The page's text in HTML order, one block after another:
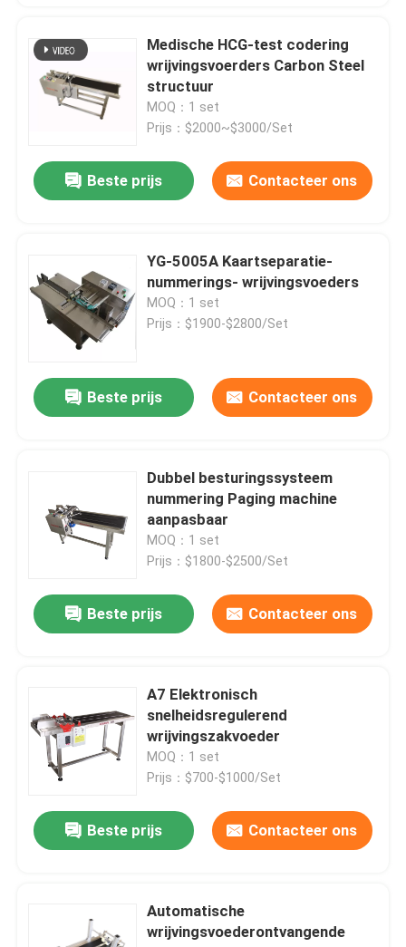
Producten
Over ons
Kwaliteitscontrole
Nieuws
Vraag een offerte
Frictiepapiervoeder
Paging machine
Vervoermachine voor inkjetprinter
Bottom Coding Conveyor
Medische HCG-test codering
wrijvingsvoerders Carbon Steel
structuur
MOQ：1 set
Prijs：$2000~$3000/Set
Beste prijs Contacteer ons
YG-5005A Kaartseparatie-
nummerings- wrijvingsvoeders
MOQ：1 set
Prijs：$1900-$2800/Set
Beste prijs Contacteer ons
Dubbel besturingssysteem
nummering Paging machine
aanpasbaar
MOQ：1 set
Prijs：$1800-$2500/Set
Beste prijs Contacteer ons
A7 Elektronisch
snelheidsregulerend
wrijvingszakvoeder
MOQ：1 set
Prijs：$700-$1000/Set
Beste prijs Contacteer ons
Automatische
wrijvingsvoederontvangende